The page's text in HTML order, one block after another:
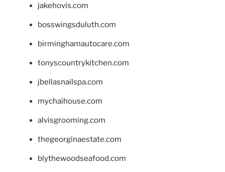
jakehovis.com
bosswingsduluth.com
birminghamautocare.com
tonyscountrykitchen.com
jbellasnailspa.com
mychaihouse.com
alvisgrooming.com
thegeorginaestate.com
blythewoodseafood.com